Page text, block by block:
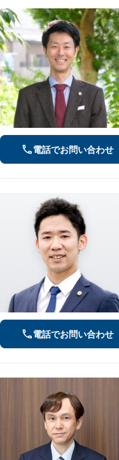
電話でお問い合わせ
電話でお問い合わせ